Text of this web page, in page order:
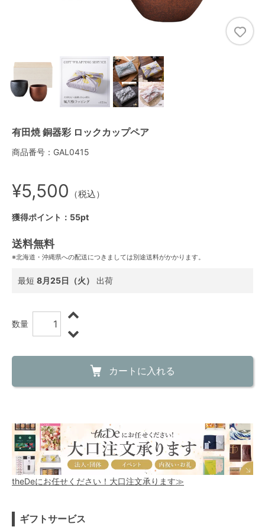
有田焼 銅器彩 ロックカップペア
商品番号：GAL0415
¥5,500 （税込）
獲得ポイント：55pt
送料無料
※北海道・沖縄県への配送につきましては別途送料がかかります。
最短 8月25日（火） 出荷
数量
カートに入れる
theDeにお任せください！大口注文承ります≫
ギフトサービス